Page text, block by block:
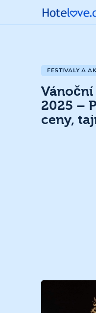
FESTIVALY A
2025 –
ceny,